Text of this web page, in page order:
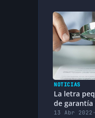
NOTICIAS
La letra
de garantía
13 Abr 2022 ·